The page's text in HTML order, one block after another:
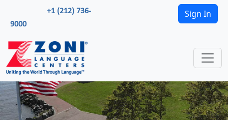
+1 (212) 736-
9000
Sign In